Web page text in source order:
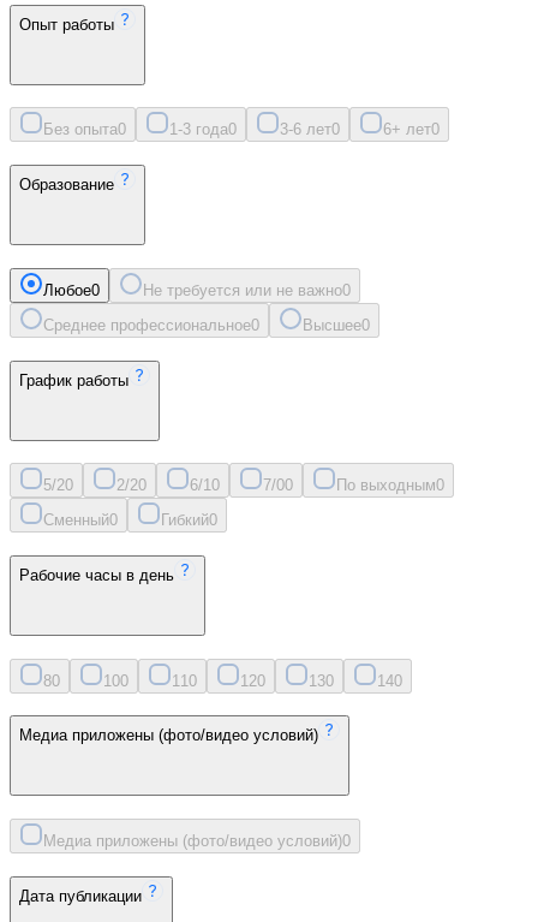
Опыт работы
Без опыта0 1-3 года0 3-6 лет0 6+ лет0
Образование
Любое0 Не требуется или не важно0
Среднее профессиональное0 Высшее0
График работы
5/20 2/20 6/10 7/00 По выходным0
Сменный0 Гибкий0
Рабочие часы в день
80 100 11 0 120 130 140
Медиа приложены (фото/видео условий)
Медиа приложены (фото/видео условий)0
Дата публикации